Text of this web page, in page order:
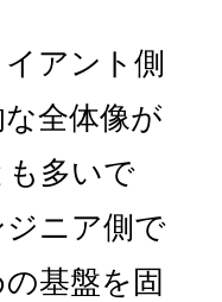
アント側
全体像が
多いで
ニア側で
基盤を固